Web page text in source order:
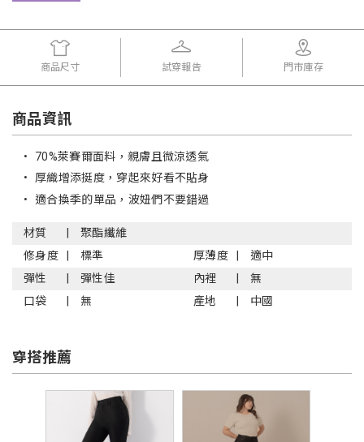
商品尺寸 試穿報告 門市庫存
商品資訊
• 70%萊賽爾面料，親膚且微涼透氣
• 厚織增添挺度，穿起來好看不貼身
• 適合換季的單品，波妞們不要錯過
材質
聚酯纖維
修身度
標準 厚薄度
適中
彈性
彈性佳 內裡
無
口袋
無 產地 中國
穿搭推薦